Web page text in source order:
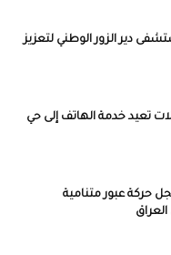
دير الزور الوطني لتعزيز
الاتصالات تعيد خدمة الهاتف إلى حي
حركة عبور متنامية